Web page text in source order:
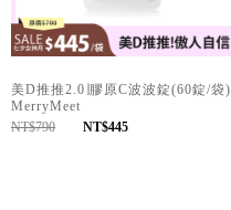
美D推推2.0∣膠原C波波錠(60錠/袋)
MerryMeet
NT$790
NT$445